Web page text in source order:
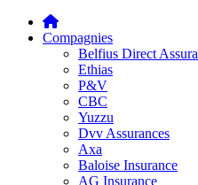
Compagnies
Belfius Direct
Ethias
P&V
CBC
Yuzzu
Dvv Assurances
Axa
Baloise Insurance
AG Insurance